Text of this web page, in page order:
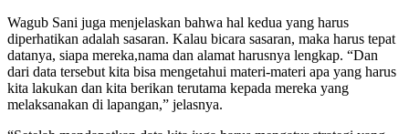
Wagub Sani juga menjelaskan bahwa hal kedua yang harus
diperhatikan adalah sasaran. Kalau bicara sasaran, maka harus tepat
datanya, siapa mereka,nama dan alamat harusnya lengkap. “Dan
dari data tersebut kita bisa mengetahui materi-materi apa yang harus
kita lakukan dan kita berikan terutama kepada mereka yang
melaksanakan di lapangan,” jelasnya.